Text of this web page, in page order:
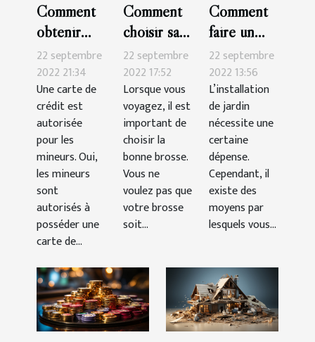
Comment
obtenir
une carte
de crédit
pour
mineur ?
22 septembre
2022 21:34
Une carte de
crédit est
autorisée
pour les
mineurs. Oui,
les mineurs
sont
autorisés à
posséder une
carte de...
Comment
choisir sa
brosse à
cheveux
pour les
voyages ?
22 septembre
2022 17:52
Lorsque vous
voyagez, il est
important de
choisir la
bonne brosse.
Vous ne
voulez pas que
votre brosse
soit...
Comment
faire un
beau jardin
pas cher ?
22 septembre
2022 13:56
L’installation
de jardin
nécessite une
certaine
dépense.
Cependant, il
existe des
moyens par
lesquels vous...